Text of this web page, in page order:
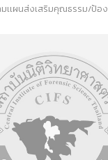
เเผนส่งเสริมคุณธรรม/ป้อ